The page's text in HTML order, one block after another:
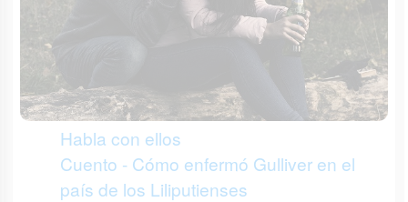
Habla con ellos
Cuento - Cómo enfermó Gulliver en el
país de los Liliputienses